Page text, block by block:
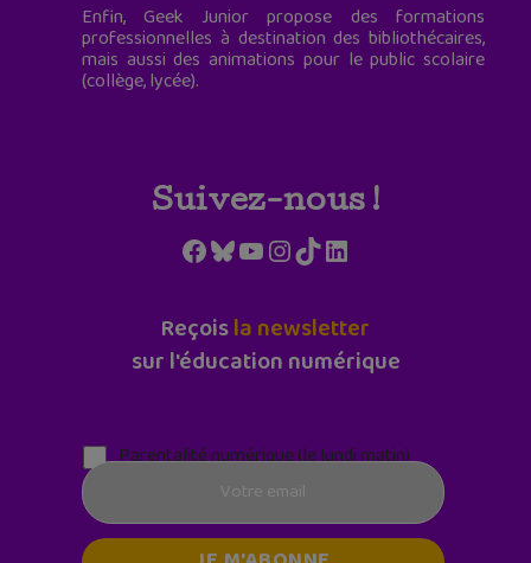
Enfin, Geek Junior propose des formations
professionnelles à destination des bibliothécaires,
mais aussi des animations pour le public scolaire
(collège, lycée).
Suivez-nous !
Facebook
Bluesky
YouTube
Instagram
TikTokLinkedIn
Reçoisla newsletter
sur l'éducation numérique
Parentalité numérique (le lundi matin)